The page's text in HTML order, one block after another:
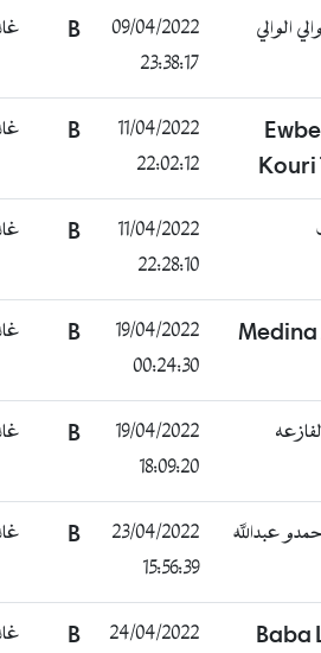
09/04/2022
23:38:17
B غائب
11/04/2022
22:02:12
غائب
11/04/2022
22:28:10
غائب
19/04/2022
00:24:30
B غائب
19/04/2022
18:09:20
B غائب
23/04/2022
15:56:39
B غائب
24/04/2022
B غائب